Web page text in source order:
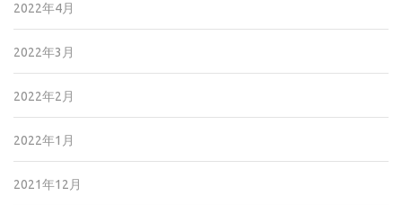
2022年4月
2022年3月
2022年2月
2022年1月
2021年12月